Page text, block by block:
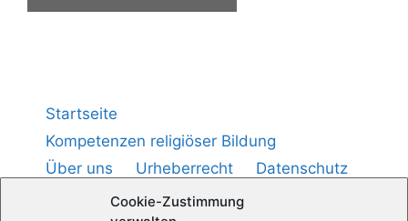
Cookie-Zustimmung
Startseite
Kompetenzen religiöser Bildung
Über uns
Urheberrecht
Datenschutz
Impressum
Cookie-Richtlinie (